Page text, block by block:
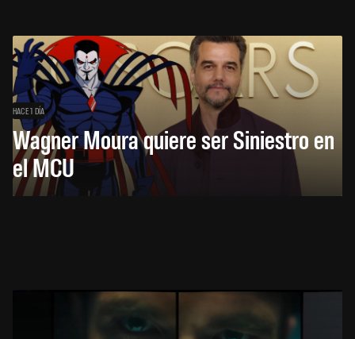
HACE 1 DÍA
Wagner Moura quiere ser Siniestro en
el MCU